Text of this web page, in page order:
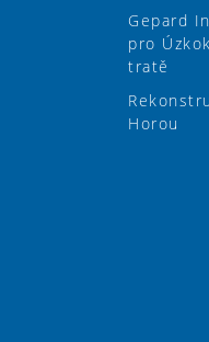
Gepard
pro
tratě
Horou